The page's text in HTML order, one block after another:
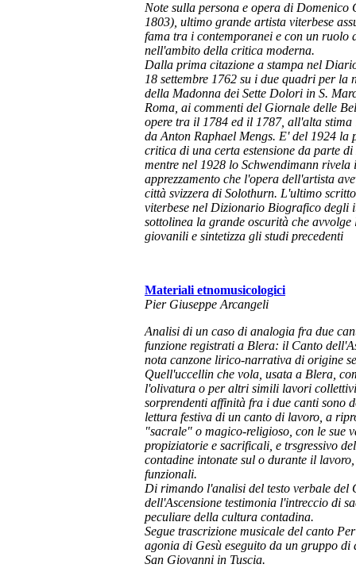
Note sulla persona e opera di Domenico
1803), ultimo grande artista viterbese
fama tra i contemporanei e con un ruolo
nell'ambito della critica moderna.
Dalla prima citazione a stampa nel
18 settembre 1762 su i due quadri per la
della Madonna dei Sette Dolori in S.
Roma, ai commenti del Giornale delle
opere tra il 1784 ed il 1787, all'alta stima
da Anton Raphael Mengs. E' del 1924 la
critica di una certa estensione da parte di
mentre nel 1928 lo Schwendimann rivela
apprezzamento che l'opera dell'artista
città svizzera di Solothurn. L'ultimo
viterbese nel Dizionario Biografico degli
sottolinea la grande oscurità che avvolge
giovanili e sintetizza gli studi precedenti
Materiali etnomusicologici
Pier Giuseppe Arcangeli
Analisi di un caso di analogia fra due
funzione registrati a Blera: il Canto
nota canzone lirico-narrativa di origine
Quell'uccellin che vola , usata a Blera,
l'olivatura o per altri simili lavori
sorprendenti affinità fra i due canti sono
lettura festiva di un canto di lavoro, a
"sacrale" o magico-religioso, con le sue
propiziatorie e sacrificali, e trsgressivo
contadine intonate sul o durante il
funzionali.
Di rimando l'analisi del testo verbale del
dell'Ascensione testimonia l'intreccio di
peculiare della cultura contadina.
Segue trascrizione musicale del canto
agonia di Gesù eseguito da un gruppo di
San Giovanni in Tuscia.